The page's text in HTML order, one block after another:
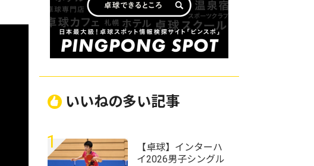
いいねの多い記事
1
【卓球】インターハ
イ2026男子シングル